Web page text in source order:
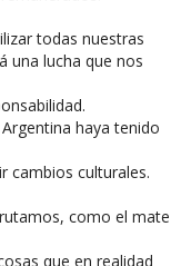
todas nuestras
una lucha que nos
haya tenido
cambios culturales.
como el mate
que en realidad